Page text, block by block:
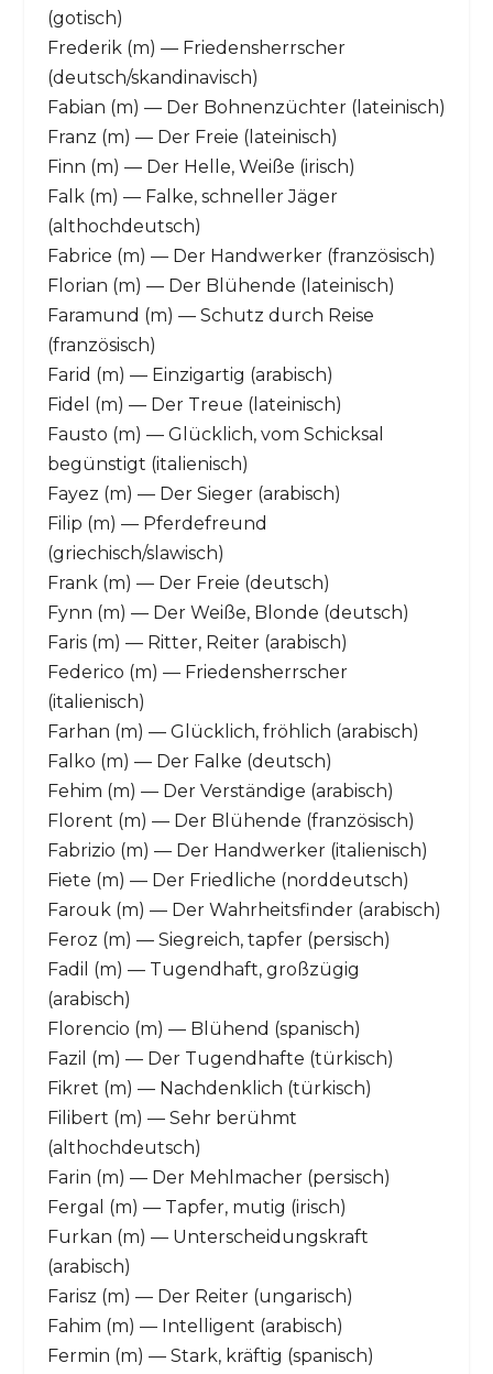
(gotisch)
Frederik (m) — Friedensherrscher
(deutsch/skandinavisch)
Fabian (m) — Der Bohnenzüchter (lateinisch)
Franz (m) — Der Freie (lateinisch)
Finn (m) — Der Helle, Weiße (irisch)
Falk (m) — Falke, schneller Jäger
(althochdeutsch)
Fabrice (m) — Der Handwerker (französisch)
Florian (m) — Der Blühende (lateinisch)
Faramund (m) — Schutz durch Reise
(französisch)
Farid (m) — Einzigartig (arabisch)
Fidel (m) — Der Treue (lateinisch)
Fausto (m) — Glücklich, vom Schicksal
begünstigt (italienisch)
Fayez (m) — Der Sieger (arabisch)
Filip (m) — Pferdefreund
(griechisch/slawisch)
Frank (m) — Der Freie (deutsch)
Fynn (m) — Der Weiße, Blonde (deutsch)
Faris (m) — Ritter, Reiter (arabisch)
Federico (m) — Friedensherrscher
(italienisch)
Farhan (m) — Glücklich, fröhlich (arabisch)
Falko (m) — Der Falke (deutsch)
Fehim (m) — Der Verständige (arabisch)
Florent (m) — Der Blühende (französisch)
Fabrizio (m) — Der Handwerker (italienisch)
Fiete (m) — Der Friedliche (norddeutsch)
Farouk (m) — Der Wahrheitsfinder (arabisch)
Feroz (m) — Siegreich, tapfer (persisch)
Fadil (m) — Tugendhaft, großzügig
(arabisch)
Florencio (m) — Blühend (spanisch)
Fazil (m) — Der Tugendhafte (türkisch)
Fikret (m) — Nachdenklich (türkisch)
Filibert (m) — Sehr berühmt
(althochdeutsch)
Farin (m) — Der Mehlmacher (persisch)
Fergal (m) — Tapfer, mutig (irisch)
Furkan (m) — Unterscheidungskraft
(arabisch)
Farisz (m) — Der Reiter (ungarisch)
Fahim (m) — Intelligent (arabisch)
Fermin (m) — Stark, kräftig (spanisch)